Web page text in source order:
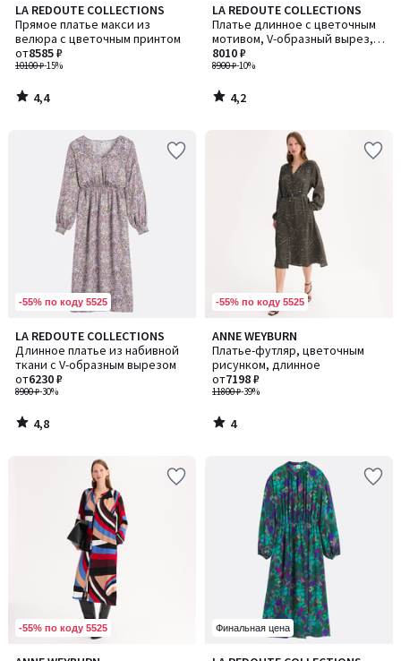
LA REDOUTE COLLECTIONS
Прямое платье макси из
велюра с цветочным принтом
10100 ₽-15%
от8585 ₽
4,4
/ 5
4,4
/
LA REDOUTE COLLECTIONS
Платье длинное с цветочным
мотивом, V-образный вырез,
короткие рукава
8900 ₽-10%
8010 ₽
4,2
/ 5
4,2
/
-55% по коду 5525
LA REDOUTE COLLECTIONS
Длинное платье из набивной
ткани с V-образным вырезом
8900 ₽-30%
от6230 ₽
4,8
/ 5
4,8
/
-55% по коду 5525
ANNE WEYBURN
Платье-футляр, цветочным
рисунком, длинное
11800 ₽-39%
от7198 ₽
4
/
5
4
/
-55% по коду 5525 Финальная цена